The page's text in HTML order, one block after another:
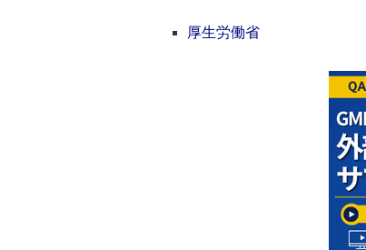
厚生労働省